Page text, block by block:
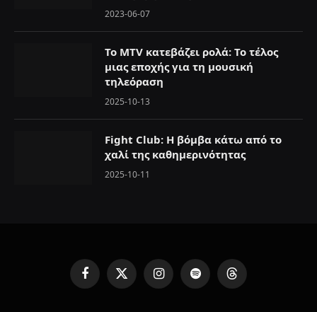
2023-06-07
Το MTV κατεβάζει ρολά: Το τέλος
μιας εποχής για τη μουσική
τηλεόραση
2025-10-13
Fight Club: Η βόμβα κάτω από το
χαλί της καθημερινότητας
2025-10-11
F
X
I
S
T